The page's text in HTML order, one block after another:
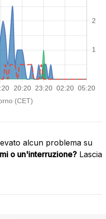
alcun problema su
o un'interruzione? Lascia